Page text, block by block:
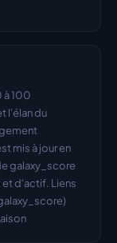
à 100
l'élan du
mis à jour en
galaxy_score
et d'actif. Liens